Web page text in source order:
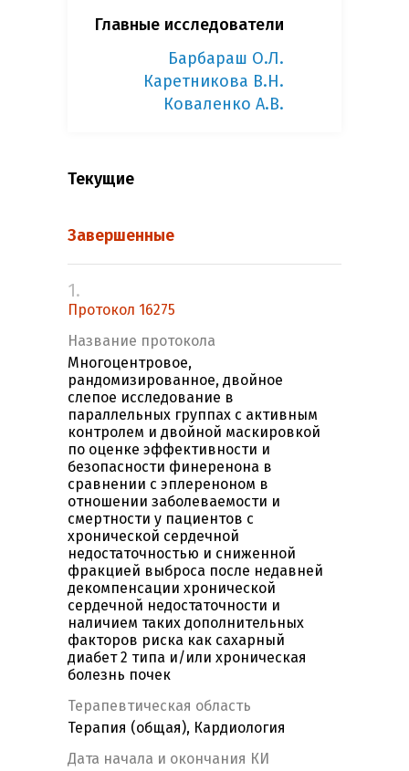
Главные исследователи
Барбараш О.Л.
Каретникова В.Н.
Коваленко А.В.
Текущие
Завершенные
1.
Протокол 16275
Название протокола
Многоцентровое,
рандомизированное, двойное
слепое исследование в
параллельных группах с активным
контролем и двойной маскировкой
по оценке эффективности и
безопасности финеренона в
сравнении с эплереноном в
отношении заболеваемости и
смертности у пациентов с
хронической сердечной
недостаточностью и сниженной
фракцией выброса после недавней
декомпенсации хронической
сердечной недостаточности и
наличием таких дополнительных
факторов риска как сахарный
диабет 2 типа и/или хроническая
болезнь почек
Терапевтическая область
Терапия (общая), Кардиология
Дата начала и окончания КИ